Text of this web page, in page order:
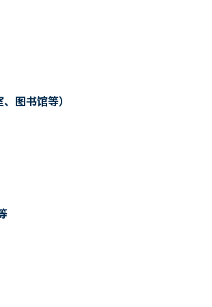
图书馆等）